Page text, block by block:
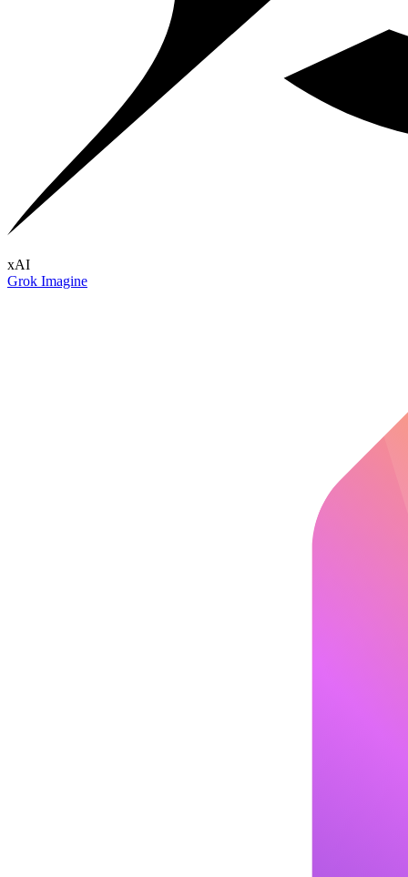
xAI
Grok Imagine